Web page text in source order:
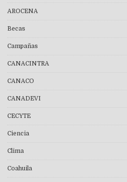
AROCENA
Becas
Campañas
CANACINTRA
CANACO
CANADEVI
CECYTE
Ciencia
Clima
Coahuila